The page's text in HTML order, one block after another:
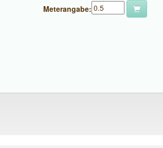
Meterangabe: